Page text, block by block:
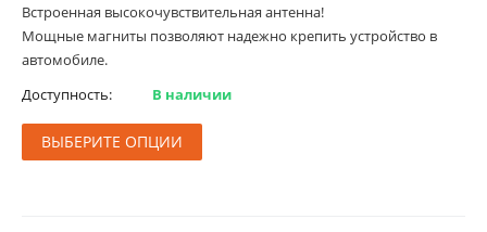
Встроенная высокочувствительная антенна!
Мощные магниты позволяют надежно крепить устройство в
автомобиле.
Доступность:
В наличии
ВЫБЕРИТЕ ОПЦИИ